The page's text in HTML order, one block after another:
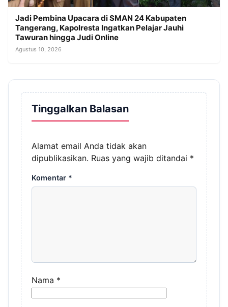
Jadi Pembina Upacara di SMAN 24 Kabupaten
Tangerang, Kapolresta Ingatkan Pelajar Jauhi
Tawuran hingga Judi Online
Agustus 10, 2026
Tinggalkan Balasan
Alamat email Anda tidak akan
dipublikasikan. Ruas yang wajib ditandai *
Komentar *
Nama *